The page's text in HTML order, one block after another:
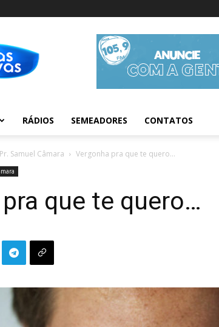
RÁDIOS SEMEADORES CONTATOS
Samuel Câmara Vergonha pra que te quero…
que te quero…